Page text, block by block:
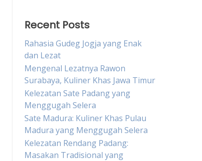
Recent Posts
Rahasia Gudeg Jogja yang Enak
dan Lezat
Mengenal Lezatnya Rawon
Surabaya, Kuliner Khas Jawa Timur
Kelezatan Sate Padang yang
Menggugah Selera
Sate Madura: Kuliner Khas Pulau
Madura yang Menggugah Selera
Kelezatan Rendang Padang:
Masakan Tradisional yang